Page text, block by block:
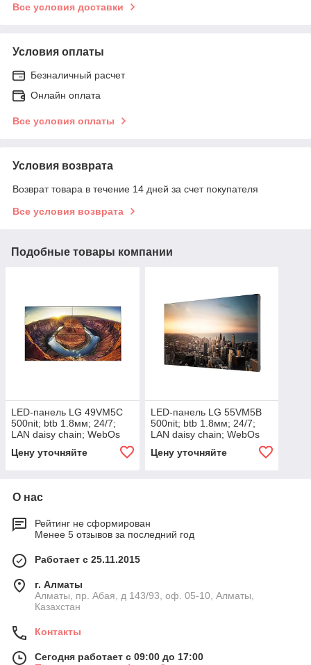
Все условия доставки
Условия оплаты
Безналичный расчет
Онлайн оплата
Все условия оплаты
Условия возврата
Возврат товара в течение 14 дней за счет покупателя
Все условия возврата
Подобные товары компании
LED-панель LG 49VM5C
500nit; btb 1.8мм; 24/7;
LAN daisy chain; WebOs
Цену уточняйте
LED-панель LG 55VM5B
500nit; btb 1.8мм; 24/7;
LAN daisy chain; WebOs
Цену уточняйте
О нас
Рейтинг не сформирован
Менее 5 отзывов за последний год
Работает с 25.11.2015
г. Алматы
Алматы, пр. Абая, д 143/93, оф. 05-10, Алматы,
Казахстан
Контакты
Сегодня работает с 09:00 до 17:00